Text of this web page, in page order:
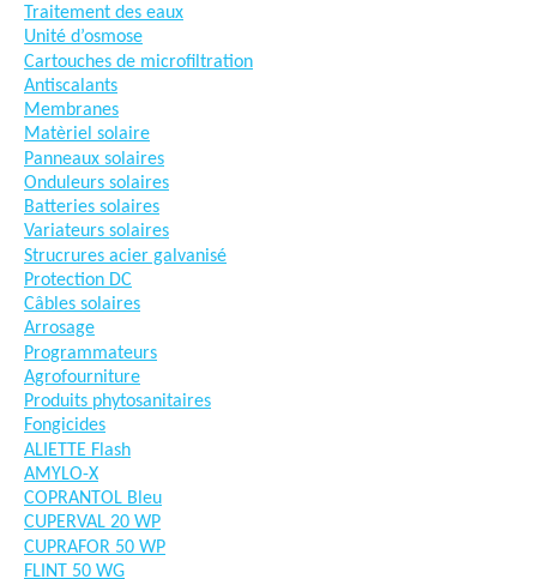
Traitement des eaux
Unité d’osmose
Cartouches de microfiltration
Antiscalants
Membranes
Matèriel solaire
Panneaux solaires
Onduleurs solaires
Batteries solaires
Variateurs solaires
Strucrures acier galvanisé
Protection DC
Câbles solaires
Arrosage
Programmateurs
Agrofourniture
Produits phytosanitaires
Fongicides
ALIETTE Flash
AMYLO-X
COPRANTOL Bleu
CUPERVAL 20 WP
CUPRAFOR 50 WP
FLINT 50 WG